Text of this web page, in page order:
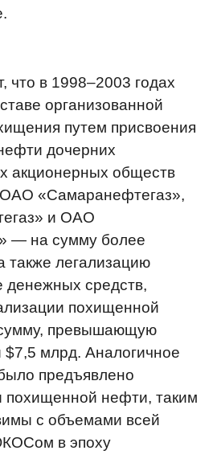
что в 1998–2003 годах
организованной
путем присвоения
дочерних
акционерных обществ
«Самаранефтегаз»,
и ОАО
— на сумму более
также легализацию
денежных средств,
похищенной
превышающую
млрд. Аналогичное
предъявлено
нефти, таким
с объемами всей
в эпоху